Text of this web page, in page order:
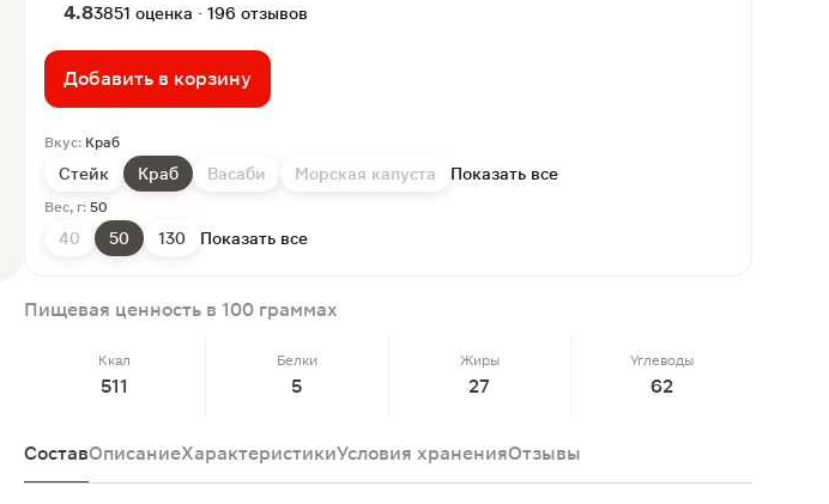
4.83851 оценка · 196 отзывов
Добавить в корзину
Вкус: Краб
Стейк Краб Васаби Морская капуста Показать все
Вес, г: 50
40 50 130 Показать все
Пищевая ценность в 100 граммах
Ккал
511
Белки
5
Жиры
27
Углеводы
62
СоставОписаниеХарактеристикиУсловия храненияОтзывы